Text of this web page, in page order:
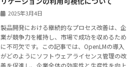
2025年3月4日
製品開発における継続的なプロセス改善は、企
業が競争力を維持し、市場で成功を収めるため
に不可欠です。この記事では、OpenLMの導入
がどのようにソフトウェアライセンス管理の改
善を促進し、企業全体の効率性と生産性を向上